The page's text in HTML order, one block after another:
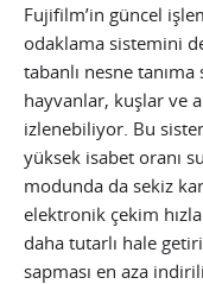
Fujifilm’in güncel
odaklama sistemini
tabanlı nesne tanıma
hayvanlar, kuşlar ve
izlenebiliyor. Bu
yüksek isabet oranı
modunda da sekiz
elektronik çekim
daha tutarlı hale
sapması en aza